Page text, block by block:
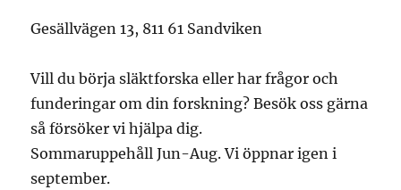
Gesällvägen 13, 811 61 Sandviken
Vill du börja släktforska eller har frågor och
funderingar om din forskning? Besök oss gärna
så försöker vi hjälpa dig.
Sommaruppehåll Jun-Aug. Vi öppnar igen i
september.